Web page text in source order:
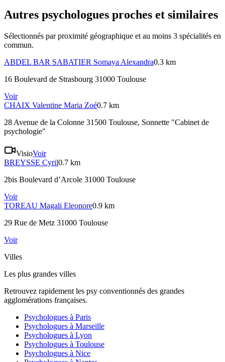
Autres psychologues proches et similaires
Sélectionnés par proximité géographique et au moins 3 spécialités en
commun.
ABDEL BAR SABATIER Somaya Alexandra0.3 km
16 Boulevard de Strasbourg 31000 Toulouse
Voir
CHAIX Valentine Maria Zoé0.7 km
28 Avenue de la Colonne 31500 Toulouse, Sonnette "Cabinet de
psychologie"
VisioVoir
BREYSSE Cyril0.7 km
2bis Boulevard d’Arcole 31000 Toulouse
Voir
TOREAU Magali Eleonore0.9 km
29 Rue de Metz 31000 Toulouse
Voir
Villes
Les plus grandes villes
Retrouvez rapidement les psy conventionnés des grandes
agglomérations françaises.
Psychologues à Paris
Psychologues à Marseille
Psychologues à Lyon
Psychologues à Toulouse
Psychologues à Nice